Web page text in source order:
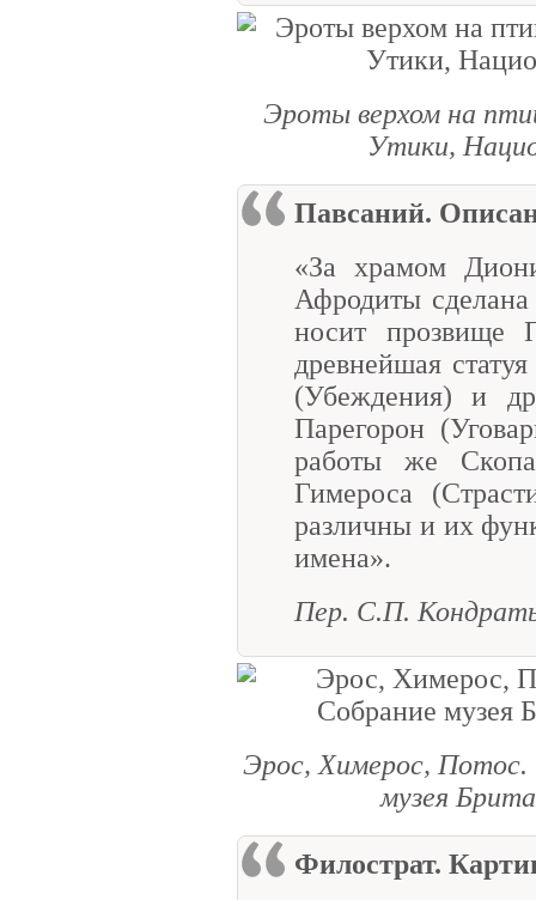
Эроты верхом на
Утики,
Павсаний.
«За храмом
Афродиты
носит прозвище
древнейшая
(Убеждения) и
Парегорон
работы же
Гимероса
различны и их
имена».
Пер. С.П.
Эрос, Химерос, Потос.
музея
Филострат.